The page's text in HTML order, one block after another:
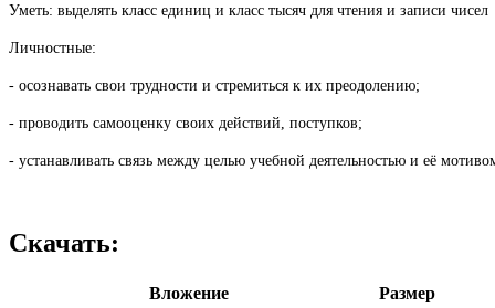
Уметь: выделять класс единиц и класс тысяч для чтения и записи чисел
Личностные:
- осознавать свои трудности и стремиться к их преодолению;
- проводить самооценку своих действий, поступков;
- устанавливать связь между целью учебной деятельностью и её
Скачать:
Вложение
Размер